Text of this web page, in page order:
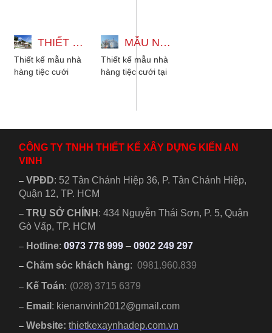
cho phù...
đầu...
THIẾT KẾ MẪU NHÀ HÀNG TIỆC CƯỚI ĐẸP ĐƠN GIẢN CHI PHÍ THẤP
Thiết kế mẫu nhà
hàng tiệc cưới
MẪU NHÀ HÀNG TIỆC CƯỚI TẠI SÓC TRĂNG PHONG CÁCH TÂN CỔ ĐIỂN
Thiết kế mẫu nhà
hàng tiệc cưới tại
CÔNG TY TNHH THIẾT KẾ XÂY DỰNG KIẾN AN
VINH
–VPĐD: 52 Tân Chánh Hiệp 36, P. Tân Chánh Hiệp,
Quận 12, TP. HCM
– TRỤ SỞ CHÍNH :434 Nguyễn Thái Sơn, P. 5, Quận
Gò Vấp, TP. HCM
– Hotline: 0973 778 999 –0902 249 297
– Chăm sóc khách hàng: 0981.960.839
– Kế Toán: (028) 3715 6379
– Email : kienanvinh2012@gmail.com
– Website:thietkexaynhadep.com.vn